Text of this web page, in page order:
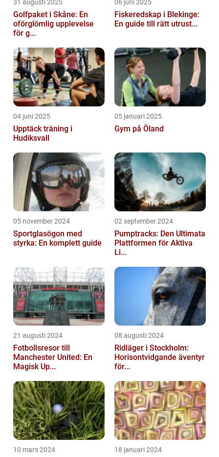
31 augusti 2025
Golfpaket i Skåne: En
oförglömlig upplevelse
för g...
06 juni 2025
Fiskeredskap i Blekinge:
En guide till rätt utrust...
04 juni 2025
Upptäck träning i
Hudiksvall
05 januari 2025
Gym på Öland
05 november 2024
Sportglasögon med
styrka: En komplett guide
02 september 2024
Pumptracks: Den Ultimata
Plattformen för Aktiva
Li...
21 augusti 2024
Fotbollsresor till
Manchester United: En
Magisk Up...
08 augusti 2024
Ridläger i Stockholm:
Horisontvidgande äventyr
för...
10 mars 2024 18 januari 2024